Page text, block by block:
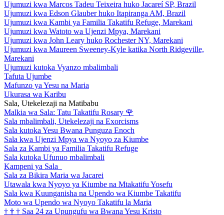
Ujumuzi kwa Marcos Tadeu Teixeira huko Jacareí SP, Brazil
Ujumuzi kwa Edson Glauber huko Itapiranga AM, Brazil
Ujumuzi kwa Kambi ya Familia Takatifu Refuge, Marekani
Ujumuzi kwa Watoto wa Ujenzi Mpya, Marekani
Ujumuzi kwa John Leary huko Rochester NY, Marekani
Ujumuzi kwa Maureen Sweeney-Kyle katika North Ridgeville,
Marekani
Ujumuzi kutoka Vyanzo mbalimbali
Tafuta Ujumbe
Mafunzo ya Yesu na Maria
Ukurasa wa Karibu
Sala, Utekelezaji na Matibabu
Malkia wa Sala: Tatu Takatifu Rosary 🌹
Sala mbalimbali, Utekelezaji na Exorcisms
Sala kutoka Yesu Bwana Punguza Enoch
Sala kwa Ujenzi Mpya wa Nyoyo za Kiumbe
Sala za Kambi ya Familia Takatifu Refuge
Sala kutoka Ufunuo mbalimbali
Kampeni ya Sala
Sala za Bikira Maria wa Jacarei
Utawala kwa Nyoyo ya Kiumbe na Mtakatifu Yosefu
Sala kwa Kuunganisha na Upendo wa Kiumbe Takatifu
Moto wa Upendo wa Nyoyo Takatifu la Maria
† † † Saa 24 za Upungufu wa Bwana Yesu Kristo